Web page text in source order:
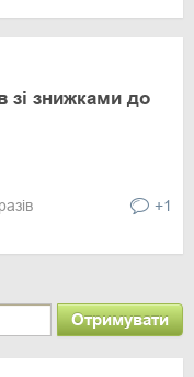
зі знижками до
+1
Отримувати